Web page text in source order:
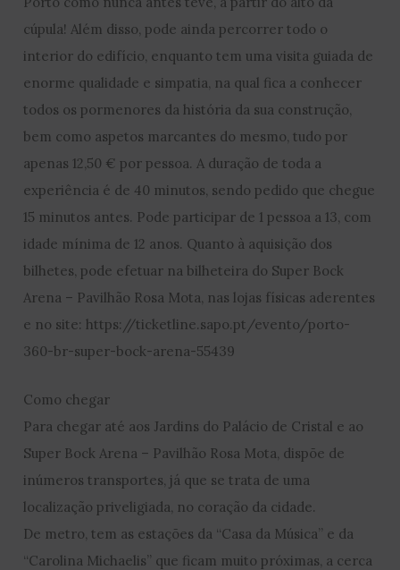
cúpula! Além disso, pode ainda percorrer todo o
interior do edifício, enquanto tem uma visita guiada de
enorme qualidade e simpatia, na qual fica a conhecer
todos os pormenores da história da sua construção,
bem como aspetos marcantes do mesmo, tudo por
apenas 12,50 € por pessoa. A duração de toda a
experiência é de 40 minutos, sendo pedido que chegue
15 minutos antes. Pode participar de 1 pessoa a 13, com
idade mínima de 12 anos. Quanto à aquisição dos
bilhetes, pode efetuar na bilheteira do Super Bock
Arena – Pavilhão Rosa Mota, nas lojas físicas aderentes
e no site: https://ticketline.sapo.pt/evento/porto-
360-br-super-bock-arena-55439
Como chegar
Para chegar até aos Jardins do Palácio de Cristal e ao
Super Bock Arena – Pavilhão Rosa Mota, dispõe de
inúmeros transportes, já que se trata de uma
localização priveligiada, no coração da cidade.
De metro, tem as estações da “Casa da Música” e da
“Carolina Michaelis” que ficam muito próximas, a cerca